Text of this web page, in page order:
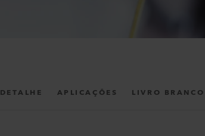
DETALHE APLICAÇÕES LIVRO BRANCO